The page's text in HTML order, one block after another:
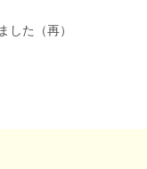
した（再）